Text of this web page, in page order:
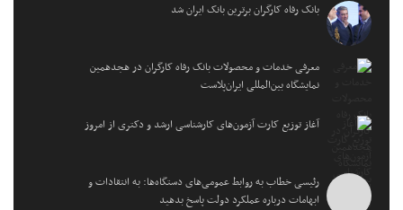
بانک رفاه کارگران برترین بانک ایران شد
معرفی خدمات و محصولات بانک رفاه کارگران در هجدهمین
نمایشگاه بین‌المللی ایران‌پلاست
آغاز توزیع کارت آزمون‌های کارشناسی ارشد و دکتری از امروز
رئیسی خطاب به روابط عمومی‌های دستگاه‌ها: به انتقادات و
ابهامات درباره عملکرد دولت پاسخ بدهید